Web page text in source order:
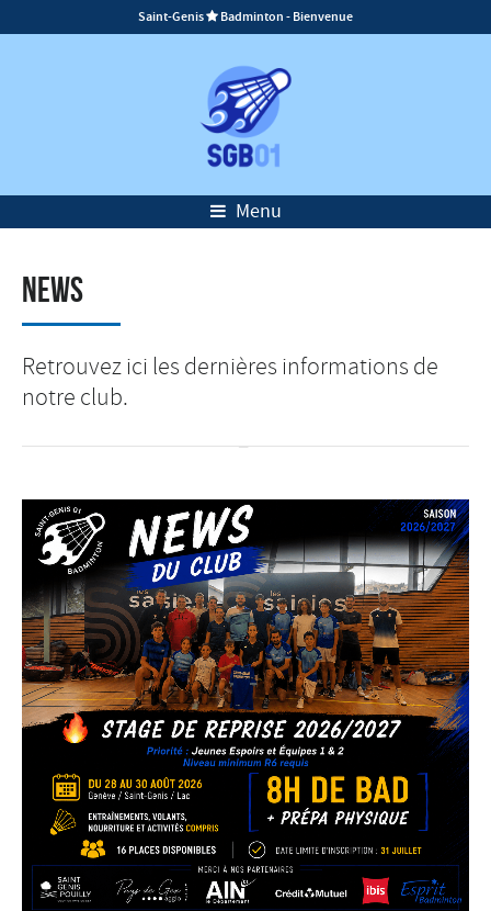
Saint-Genis Badminton - Bienvenue
Menu
News
Retrouvez ici les dernières informations de
notre club.